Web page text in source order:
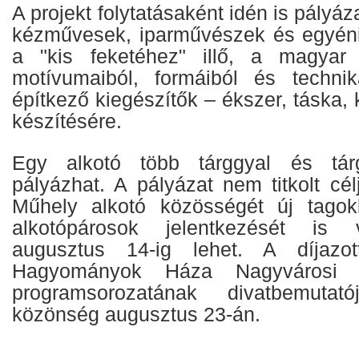
A projekt folytatásaként idén is
kézművesek, iparművészek és
a "kis feketéhez" illő, a magyar
motívumaiból, formáiból és
építkező kiegészítők – ékszer, táska,
készítésére.
Egy alkotó több tárggyal és
pályázhat. A pályázat nem titkolt
Műhely alkotó közösségét új
alkotópárosok jelentkezését is
augusztus 14-ig lehet. A
Hagyományok Háza Nagyvárosi
programsorozatának
közönség augusztus 23-án.